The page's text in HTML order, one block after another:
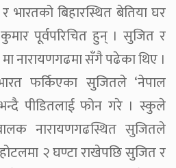
बिहारस्थित बेतिया घर
पूर्वपरिचित हुन् । सुजित र
नारायणगढमा सँगै पढेका थिए ।
फर्किएका सुजितले ‘नेपाल
पीडितलाई फोन गरे । स्कुले
नारायणगढस्थित सुजितले
२ घण्टा राखेपछि सुजित र